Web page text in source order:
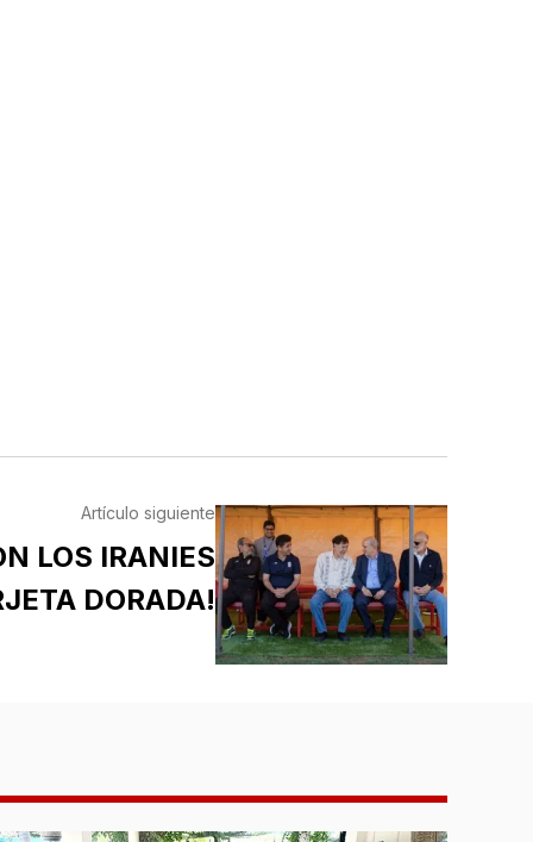
Artículo siguiente
LOS IRANIES
DORADA!